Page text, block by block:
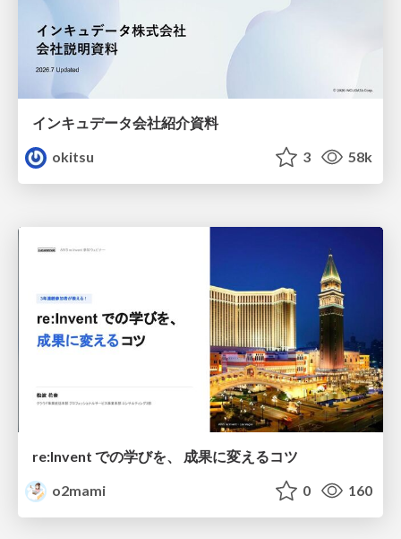
インキュデータ会社紹介資料
okitsu
3 58k
re:Invent での学びを、 成果に変えるコツ
o2mami
0 160